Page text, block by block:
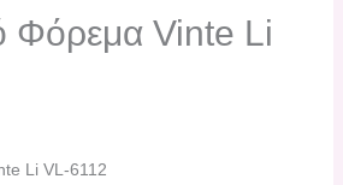
Φόρεμα Vinte Li
Li VL-6112